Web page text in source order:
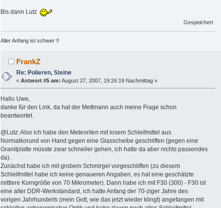
Bis dann Lutz
Gespeichert
Aller Anfang ist schwer !!
FrankZ
Re: Polieren, Steine
«Antwort #5 am: August 27, 2007, 19:26:19 Nachmittag »
Hallo Uwe,
danke für den Link, da hat der Mettmann auch meine Frage schon
beantwortet.
@Lutz: Also ich habe den Meteoriten mit losem Schleifmittel aus
Normalkorund von Hand gegen eine Glasscheibe geschliffen (gegen eine
Granitplatte müsste zwar schneller gehen, ich hatte da aber nichts passendes
da).
Zunächst habe ich mit grobem Schmirgel vorgeschliffen (zu diesem
Schleifmittel habe ich keine genaueren Angaben, es hat eine geschätzte
mittlere Korngröße von 70 Mikrometer). Dann habe ich mit F30 (300) - F30 ist
eine alter DDR-Werkstandard, ich hatte Anfang der 70-ziger Jahre des
vorigen Jahrhunderts (mein Gott, wie das jetzt wieder klingt) angefangen mit